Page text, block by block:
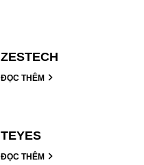
ZESTECH
ĐỌC THÊM
TEYES
ĐỌC THÊM